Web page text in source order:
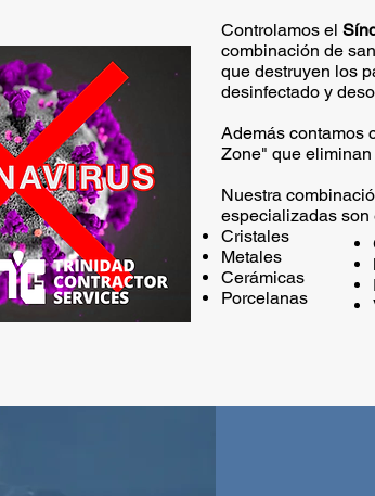
Controlamos el
combinación de
que destruyen los
desinfectado y
Además contamos
Zone" que
Nuestra
especializadas son
Cristales
Metales
Cerámicas
Porcelanas